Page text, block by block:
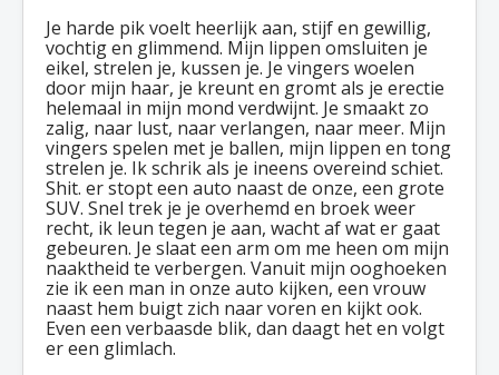
Je harde pik voelt heerlijk aan, stijf en gewillig,
vochtig en glimmend. Mijn lippen omsluiten je
eikel, strelen je, kussen je. Je vingers woelen
door mijn haar, je kreunt en gromt als je erectie
helemaal in mijn mond verdwijnt. Je smaakt zo
zalig, naar lust, naar verlangen, naar meer. Mijn
vingers spelen met je ballen, mijn lippen en tong
strelen je. Ik schrik als je ineens overeind schiet.
Shit. er stopt een auto naast de onze, een grote
SUV. Snel trek je je overhemd en broek weer
recht, ik leun tegen je aan, wacht af wat er gaat
gebeuren. Je slaat een arm om me heen om mijn
naaktheid te verbergen. Vanuit mijn ooghoeken
zie ik een man in onze auto kijken, een vrouw
naast hem buigt zich naar voren en kijkt ook.
Even een verbaasde blik, dan daagt het en volgt
er een glimlach.